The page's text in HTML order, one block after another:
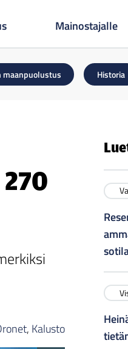
Mainostajalle
maanpuolustus Historia
, Kalusto